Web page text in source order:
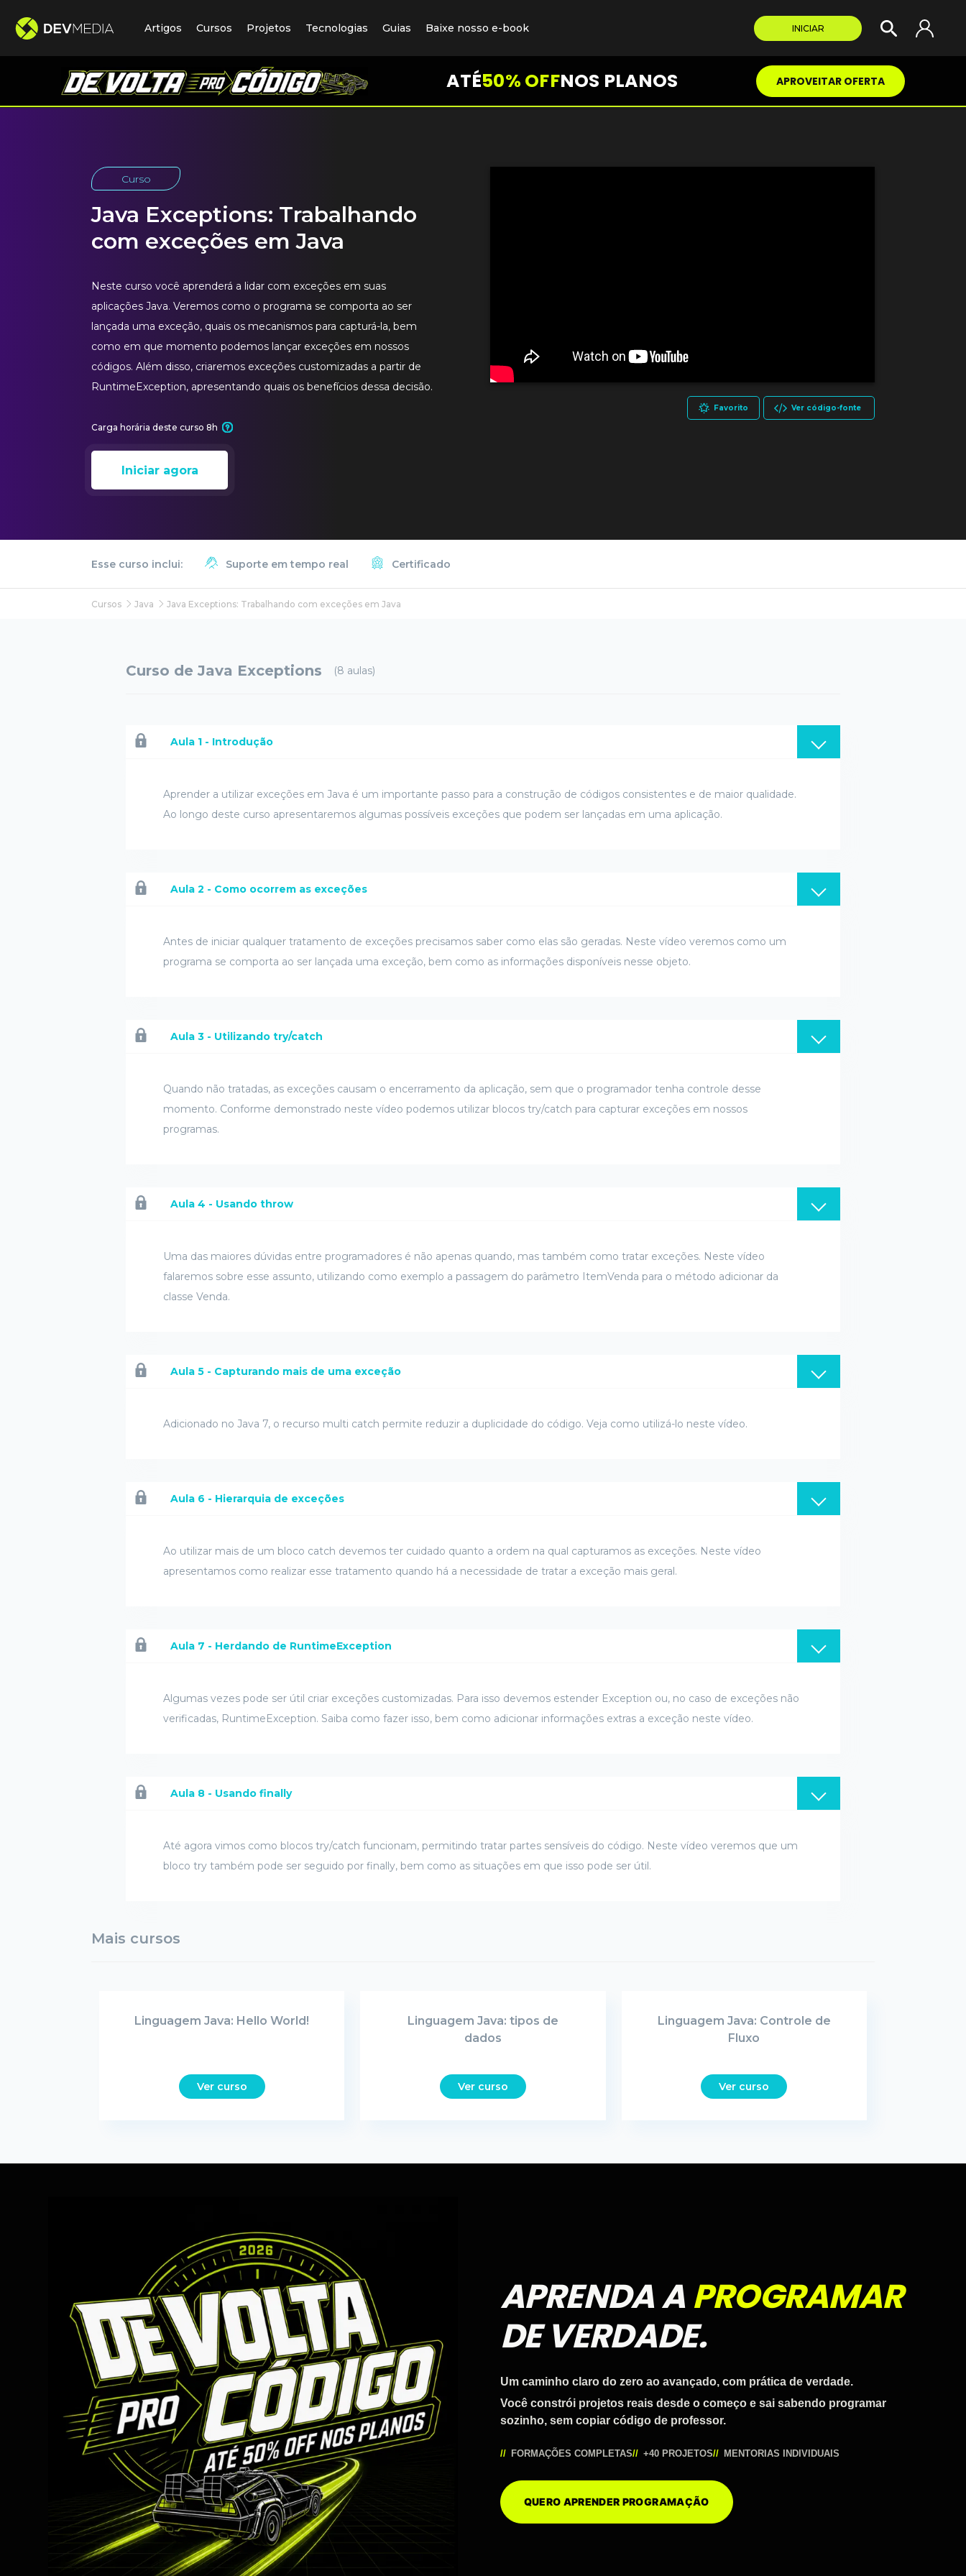
Artigos Cursos Projetos Tecnologias Guias Baixe nosso e-book INICIAR
ATÉ50% OFFNOS PLANOS APROVEITAR OFERTA
Curso
Java Exceptions: Trabalhando
com exceções em Java
Neste curso você aprenderá a lidar com exceções em suas
aplicações Java. Veremos como o programa se comporta ao ser
lançada uma exceção, quais os mecanismos para capturá-la, bem
como em que momento podemos lançar exceções em nossos
códigos. Além disso, criaremos exceções customizadas a partir de
RuntimeException, apresentando quais os benefícios dessa decisão.
Iniciar agora
Carga horária deste curso 8h
Favorito Ver código-fonte
Esse curso inclui: Suporte em tempo real Certificado
Cursos Java Java Exceptions: Trabalhando com exceções em Java
Curso de Java Exceptions (8 aulas)
Aula 1 - Introdução
Aprender a utilizar exceções em Java é um importante passo para a construção de códigos consistentes e de maior qualidade.
Ao longo deste curso apresentaremos algumas possíveis exceções que podem ser lançadas em uma aplicação.
Aula 2 - Como ocorrem as exceções
Antes de iniciar qualquer tratamento de exceções precisamos saber como elas são geradas. Neste vídeo veremos como um
programa se comporta ao ser lançada uma exceção, bem como as informações disponíveis nesse objeto.
Aula 3 - Utilizando try/catch
Quando não tratadas, as exceções causam o encerramento da aplicação, sem que o programador tenha controle desse
momento. Conforme demonstrado neste vídeo podemos utilizar blocos try/catch para capturar exceções em nossos
programas.
Aula 4 - Usando throw
Uma das maiores dúvidas entre programadores é não apenas quando, mas também como tratar exceções. Neste vídeo
falaremos sobre esse assunto, utilizando como exemplo a passagem do parâmetro ItemVenda para o método adicionar da
classe Venda.
Aula 5 - Capturando mais de uma exceção
Adicionado no Java 7, o recurso multi catch permite reduzir a duplicidade do código. Veja como utilizá-lo neste vídeo.
Aula 6 - Hierarquia de exceções
Ao utilizar mais de um bloco catch devemos ter cuidado quanto a ordem na qual capturamos as exceções. Neste vídeo
apresentamos como realizar esse tratamento quando há a necessidade de tratar a exceção mais geral.
Aula 7 - Herdando de RuntimeException
Algumas vezes pode ser útil criar exceções customizadas. Para isso devemos estender Exception ou, no caso de exceções não
verificadas, RuntimeException. Saiba como fazer isso, bem como adicionar informações extras a exceção neste vídeo.
Aula 8 - Usando finally
Até agora vimos como blocos try/catch funcionam, permitindo tratar partes sensíveis do código. Neste vídeo veremos que um
bloco try também pode ser seguido por finally, bem como as situações em que isso pode ser útil.
Mais cursos
Linguagem Java: Hello World!
Ver curso
Linguagem Java: tipos de
dados
Ver curso
Linguagem Java: Controle de
Fluxo
Ver curso
APRENDA APROGRAMAR
DE VERDADE.
Um caminho claro do zero ao avançado, com prática de verdade.
Você constrói projetos reais desde o começo e sai sabendo programar
sozinho, sem copiar código de professor.
FORMAÇÕES COMPLETAS +40 PROJETOS MENTORIAS INDIVIDUAIS
QUERO APRENDER PROGRAMAÇÃO